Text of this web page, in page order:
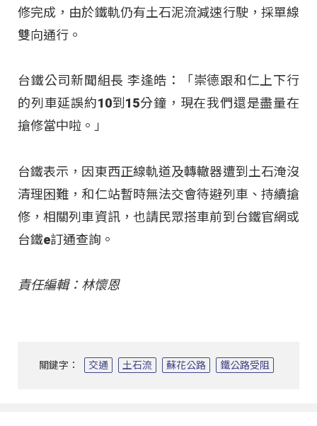
修完成，由於鐵軌仍有土石泥流減速行駛，採單線
雙向通行。
台鐵公司新聞組長 李逢皓：「崇德跟和仁上下行
的列車延誤約10到15分鐘，現在我們還是盡量在
搶修當中啦。」
台鐵表示，因東西正線軌道及轉轍器遭到土石淹沒
清理困難，和仁站暫時無法交會待避列車、持續搶
修，相關列車資訊，也請民眾搭車前到台鐵官網或
台鐵e訂通查詢。
責任編輯：林懷恩
關鍵字： 交通 土石流 蘇花公路 鐵公路受阻